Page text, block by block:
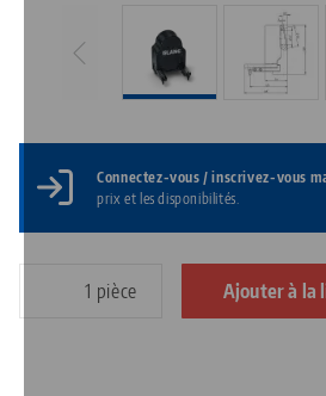
Connectez-vous / inscrivez-vous
prix et les disponibilités.
pièce Ajouter à la